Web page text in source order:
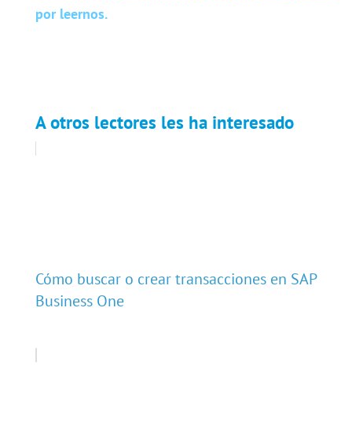
por leernos.
A otros lectores les ha interesado
Cómo buscar o crear transacciones en SAP
Business One